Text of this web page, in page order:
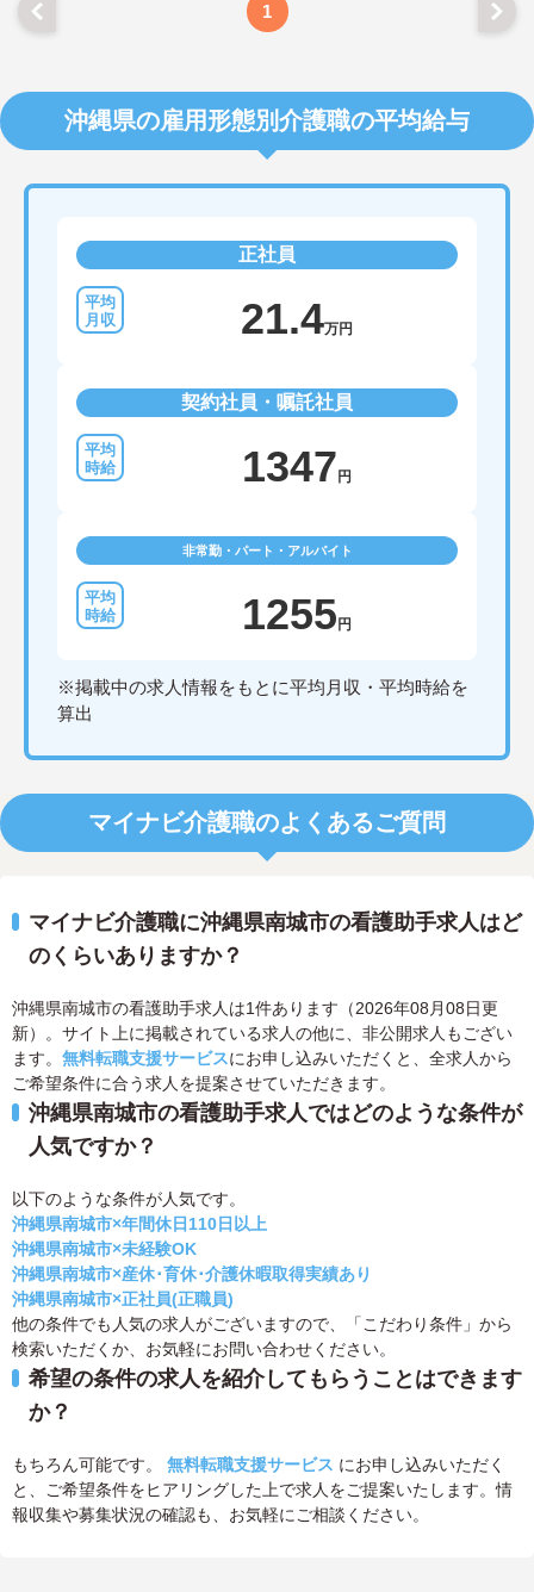
1
沖縄県の雇用形態別介護職の平均給与
正社員
21.4万円
契約社員・嘱託社員
1347 円
非常勤・パート・アルバイト
1255 円
※掲載中の求人情報をもとに平均月収・平均時給を
算出
マイナビ介護職のよくあるご質問
マイナビ介護職に沖縄県南城市の看護助手求人はど
のくらいありますか？
沖縄県南城市の看護助手求人は1件あります（2026年08月08日更
新）。サイト上に掲載されている求人の他に、非公開求人もござい
ます。 無料転職支援サービスにお申し込みいただくと、全求人から
ご希望条件に合う求人を提案させていただきます。
沖縄県南城市の看護助手求人ではどのような条件が
人気ですか？
以下のような条件が人気です。
沖縄県南城市×年間休日110日以上
沖縄県南城市×未経験OK
沖縄県南城市×産休･育休･介護休暇取得実績あり
沖縄県南城市×正社員(正職員)
他の条件でも人気の求人がございますので、「こだわり条件」から
検索いただくか、お気軽にお問い合わせください。
希望の条件の求人を紹介してもらうことはできます
か？
もちろん可能です。 無料転職支援サービス にお申し込みいただく
と、ご希望条件をヒアリングした上で求人をご提案いたします。情
報収集や募集状況の確認も、お気軽にご相談ください。